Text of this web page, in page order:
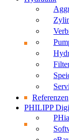
Referenzen
PHILIPP